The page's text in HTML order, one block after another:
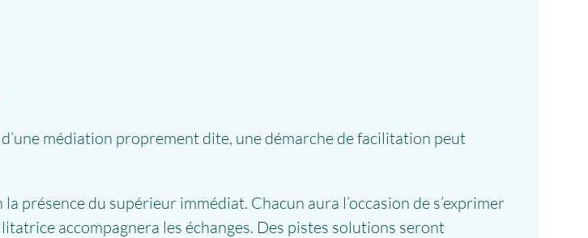
médiation proprement dite, une démarche de facilitation peut
présence du supérieur immédiat. Chacun aura l’occasion de s’exprimer
accompagnera les échanges. Des pistes solutions seront